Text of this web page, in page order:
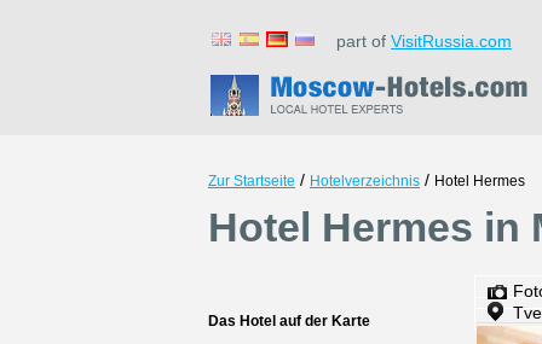
part of VisitRussia.com
Zur Startseite / Hotelverzeichnis / Hotel Hermes
Hotel Hermes in
Das Hotel auf der Karte